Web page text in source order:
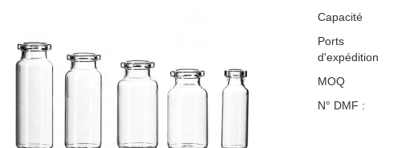
Capacité
Ports
d'expédition
MOQ
N° DMF :